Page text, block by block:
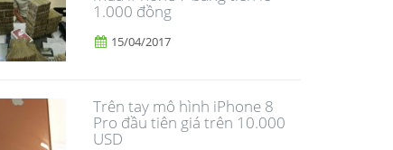
1.000 đồng
15/04/2017
Trên tay mô hình iPhone 8
Pro đầu tiên giá trên 10.000
USD